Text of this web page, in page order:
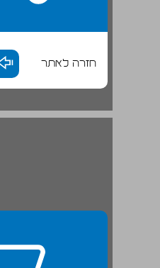
חזרה לאתר